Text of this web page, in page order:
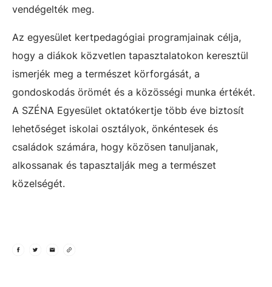
vendégelték meg.
Az egyesület kertpedagógiai programjainak célja,
hogy a diákok közvetlen tapasztalatokon keresztül
ismerjék meg a természet körforgását, a
gondoskodás örömét és a közösségi munka értékét.
A SZÉNA Egyesület oktatókertje több éve biztosít
lehetőséget iskolai osztályok, önkéntesek és
családok számára, hogy közösen tanuljanak,
alkossanak és tapasztalják meg a természet
közelségét.